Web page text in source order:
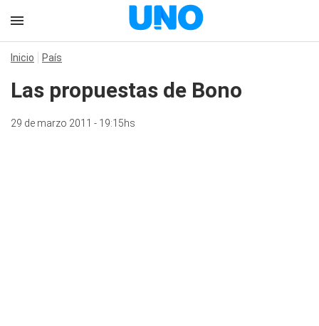
Inicio País
Las propuestas de Bono
29 de marzo 2011 - 19:15hs